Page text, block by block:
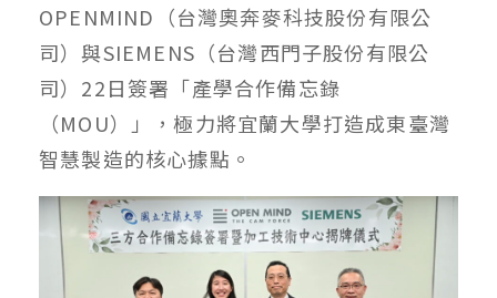
OPENMIND（台灣奧奔麥科技股份有限公
司）與SIEMENS（台灣西門子股份有限公
司）22日簽署「產學合作備忘錄
（MOU）」，極力將宜蘭大學打造成東臺灣
智慧製造的核心據點。